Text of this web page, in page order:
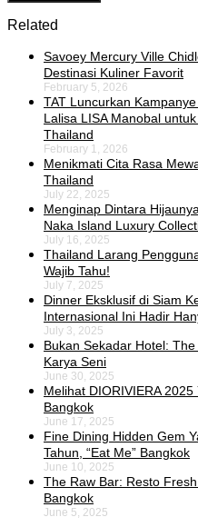
Related
Savoey Mercury Ville
Destinasi Kuliner Favorit
February 5, 2026
TAT Luncurkan
Lalisa LISA Manobal
Thailand
February 1, 2026
Menikmati Cita Rasa
Thailand
July 22, 2025
Menginap Dintara
Naka Island Luxury
July 16, 2025
Thailand Larang
Wajib Tahu!
July 7, 2025
Dinner Eksklusif di Siam
Internasional Ini Hadir
July 3, 2025
Bukan Sekadar Hotel:
Karya Seni
June 30, 2025
Melihat DIORIVIERA
Bangkok
June 17, 2025
Fine Dining Hidden Gem
Tahun, “Eat Me” Bangkok
June 10, 2025
The Raw Bar: Resto
Bangkok
June 5, 2025